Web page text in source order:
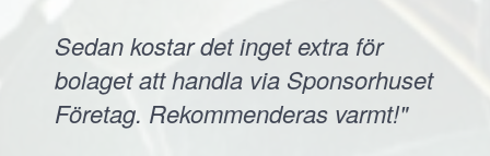
Sedan kostar det inget extra för
bolaget att handla via Sponsorhuset
Företag. Rekommenderas varmt!"